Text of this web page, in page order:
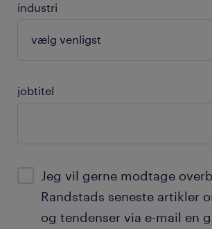
industri
jobtitel
Jeg vil gerne modtage
Randstads seneste artikler
og tendenser via e-mail en